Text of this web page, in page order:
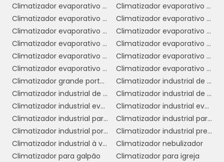
Melhoria do Conforto:Ao proporcionar
um ambiente mais fresco e úmido, os
climatizadores de ar ajudam a aumentar o
conforto dos colaboradores e clientes, o que
pode resultar em maior produtividade e
satisfação.
Essas vantagens fazem do climatizador de ar
comercial uma opção cada vez mais popular
entre as empresas que buscam soluções
eficazes e econômicas para o controle da
temperatura e melhoria da qualidade do ar
em seus ambientes.
Climatizador evaporativo comercial
Climatizador evaporativo comercial preço
Climatizador evaporativo de ar
Climatizador evaporativo de parede
Climatizador evaporativo de parede preço
Climatizador evaporativo de teto
Climatizador evaporativo industrial
Climatizador evaporativo industrial portátil
Climatizador evaporativo para academia
Climatizador evaporativo portátil
Climatizador evaporativo portátil preço
Climatizador evaporativo valor
Climatizador grande portátil
Climatizador industrial de ar
Climatizador industrial de parede
Climatizador industrial de parede preço
Climatizador industrial evaporativo
Climatizador industrial evaporativo de ambientes portátil
Climatizador industrial para galpão
Climatizador industrial para igrejas
Climatizador industrial portátil
Climatizador industrial preço
Climatizador industrial à venda
Climatizador nebulizador
Climatizador para galpão
Climatizador para igreja